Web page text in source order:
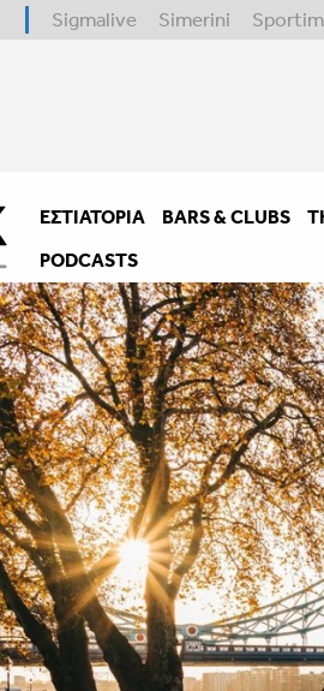
Sigmalive Simerini
ΕΣΤΙΑΤΌΡΙΑ BARS & CLUBS
PODCASTS